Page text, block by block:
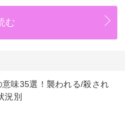
む
意味35選！襲われる/殺され
況別